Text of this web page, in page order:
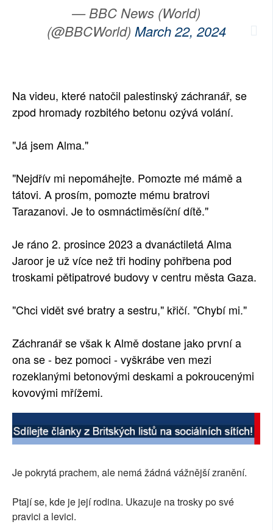
— BBC News (World)
(@BBCWorld) March 22, 2024
Na videu, které natočil palestinský záchranář, se
zpod hromady rozbitého betonu ozývá volání.
"Já jsem Alma."
"Nejdřív mi nepomáhejte. Pomozte mé mámě a
tátovi. A prosím, pomozte mému bratrovi
Tarazanovi. Je to osmnáctiměsíční dítě."
Je ráno 2. prosince 2023 a dvanáctiletá Alma
Jaroor je už více než tři hodiny pohřbena pod
troskami pětipatrové budovy v centru města Gaza.
"Chci vidět své bratry a sestru," křičí. "Chybí mi."
Záchranář se však k Almě dostane jako první a
ona se - bez pomoci - vyškrábe ven mezi
rozeklanými betonovými deskami a pokroucenými
kovovými mřížemi.
Je pokrytá prachem, ale nemá žádná vážnější zranění.
Ptají se, kde je její rodina. Ukazuje na trosky po své
pravici a levici.